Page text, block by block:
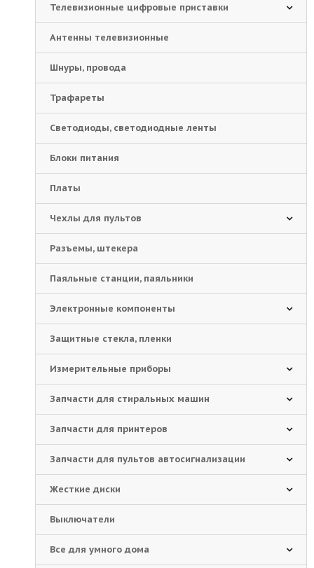
Телевизионные цифровые приставки
Антенны телевизионные
Шнуры, провода
Трафареты
Светодиоды, светодиодные ленты
Блоки питания
Платы
Чехлы для пультов
Разъемы, штекера
Паяльные станции, паяльники
Электронные компоненты
Защитные стекла, пленки
Измерительные приборы
Запчасти для стиральных машин
Запчасти для принтеров
Запчасти для пультов автосигнализации
Жесткие диски
Выключатели
Все для умного дома